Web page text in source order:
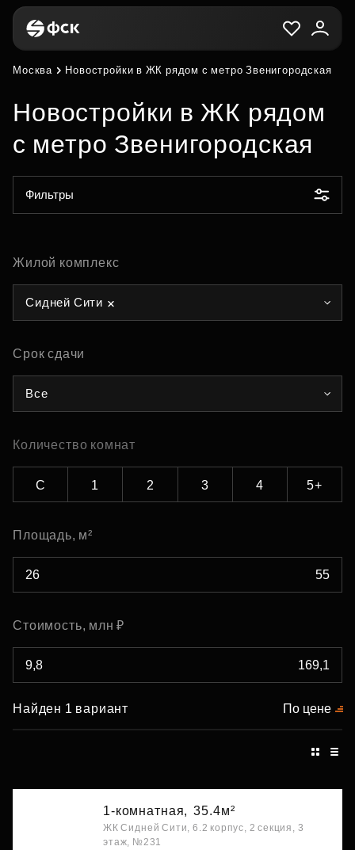
Москва Новостройки в ЖК рядом с метро Звенигородская
Новостройки в ЖК рядом
с метро Звенигородская
Фильтры
Жилой комплекс
Сидней Сити
Срок сдачи
Все
Количество комнат
С 1 2 3 4 5+
Площадь, м²
Стоимость, млн ₽
Найден 1 вариант По цене
1-комнатная, 35.4м²
ЖК Сидней Сити, 6.2 корпус, 2 секция, 3
этаж, №231